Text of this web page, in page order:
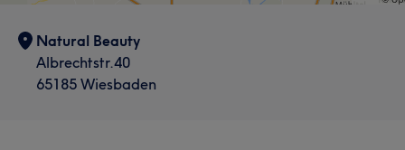
Natural Beauty
Albrechtstr.40
65185 Wiesbaden